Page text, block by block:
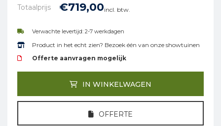
Totaalprijs €719,00incl. btw.
Verwachte levertijd: 2-7 werkdagen
Product in het echt zien? Bezoek één van onze showtuinen
Offerte aanvragen mogelijk
IN WINKELWAGEN
OFFERTE